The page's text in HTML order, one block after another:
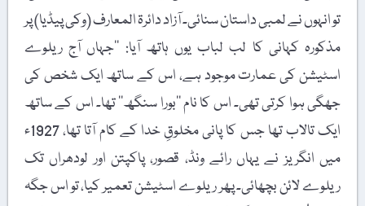
تو انہوں نے لمبی داستان سنائی۔ آزاد دائرۃ المعارف (وکی پیڈیا) پر
مذکورہ کہانی کا لب لباب یوں ہاتھ آیا: ’’جہاں آج ریلوے
اسٹیشن کی عمارت موجود ہے، اس کے ساتھ ایک شخص کی
جھگی ہوا کرتی تھی۔ اس کا نام ’’بورا سنگھ‘‘ تھا۔ اس کے ساتھ
ایک تالاب تھا جس کا پانی مخلوقِ خدا کے کام آتا تھا، 1927ء
میں انگریز نے یہاں رائے ونڈ، قصور، پاکپتن اور لودھراں تک
ریلوے لائن بچھائی۔ پھر ریلوے اسٹیشن تعمیر کیا، تو اس جگہ